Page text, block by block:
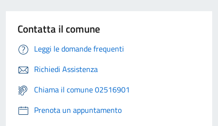
Contatta il comune
Leggi le domande frequenti
Richiedi Assistenza
Chiama il comune 02516901
Prenota un appuntamento